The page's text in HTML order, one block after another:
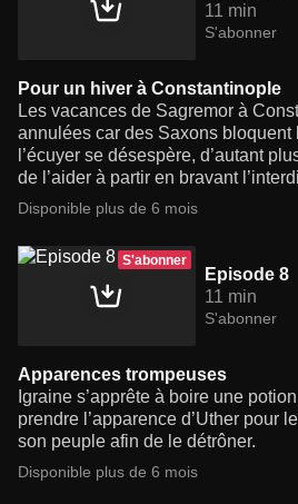
11 min
S'abonner
Pour un hiver à Constantinople
Les vacances de Sagremor à
annulées car des Saxons bloquent
l’écuyer se désespère, d’autant
de l’aider à partir en bravant
Disponible plus de 6 mois
S'abonner
Episode 8
11 min
S'abonner
Apparences trompeuses
Igraine s’apprête à boire une
prendre l’apparence d’Uther pour
son peuple afin de le détrôner.
Disponible plus de 6 mois